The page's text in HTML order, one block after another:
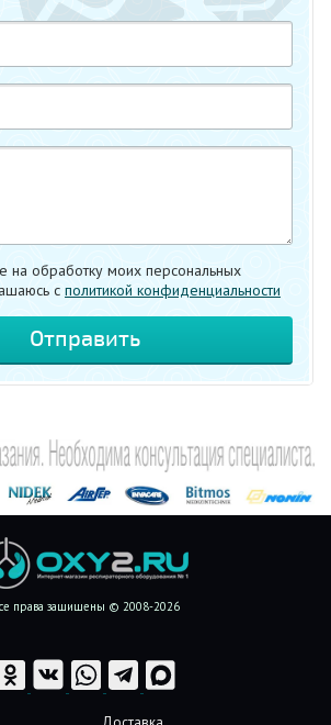
на обработку моих персональных
c политикой конфиденциальности
права защищены © 2008-2026